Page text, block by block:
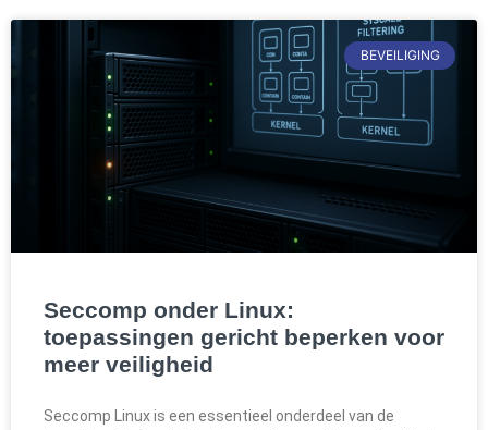
BEVEILIGING
Seccomp onder Linux:
toepassingen gericht beperken voor
meer veiligheid
Seccomp Linux is een essentieel onderdeel van de